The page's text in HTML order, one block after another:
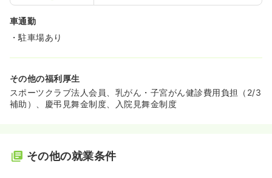
車通勤
・駐車場あり
その他の福利厚生
スポーツクラブ法人会員、乳がん・子宮がん健診費用負担（2/3
補助）、慶弔見舞金制度、入院見舞金制度
その他の就業条件